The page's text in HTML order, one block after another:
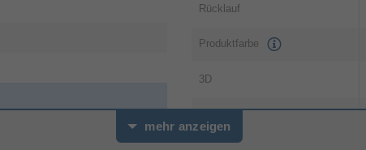
Rücklauf
Produktfarbe
3D
Konformitätsbescheinigungen
Verpackungsinformation
mehr anzeigen